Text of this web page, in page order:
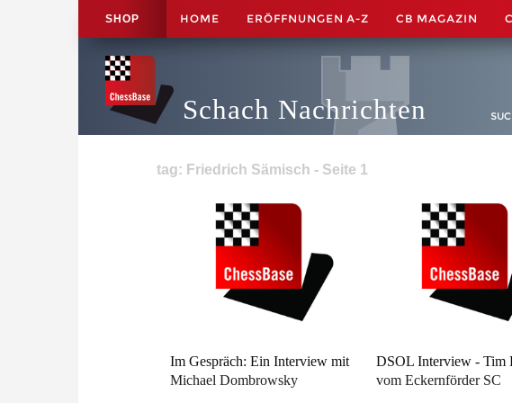
SHOP HOME ERÖFFNUNGEN A-Z CB MAGAZIN
Schach Nachrichten
tag: Friedrich Sämisch - Seite 1
Im Gespräch: Ein Interview mit
Michael Dombrowsky
DSOL Interview - Tim
vom Eckernförder SC